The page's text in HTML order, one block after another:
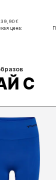
39,90 €
цена:
С